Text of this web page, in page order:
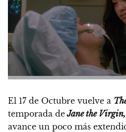
El 17 de Octubre vuelve a
temporada deJane the Virgin,
avance un poco más